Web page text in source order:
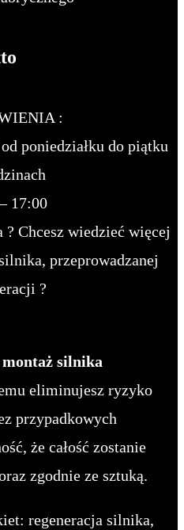
:
poniedziałku do piątku
17:00
Chcesz wiedzieć więcej
przeprowadzanej
?
montaż silnika
eliminujesz ryzyko
przypadkowych
że całość zostanie
zgodnie ze sztuką.
regeneracja silnika,